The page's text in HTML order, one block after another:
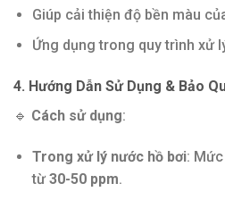
Giúp cải thiện độ bền màu
Ứng dụng trong quy trình xử
4. Hướng Dẫn Sử Dụng & Bảo
🔹 Cách sử dụng:
Trong xử lý nước hồ bơi:
từ30-50 ppm.